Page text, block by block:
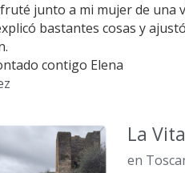
junto a mi mujer de
bastantes cosas y
contigo Elena
La
en